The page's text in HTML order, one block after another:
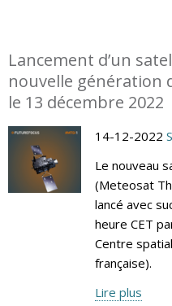
Lancement d’un
nouvelle génération
le 13 décembre 2022
14-12-2022
Le nouveau
(Meteosat
lancé avec
heure CET
Centre
française).
Lire plus